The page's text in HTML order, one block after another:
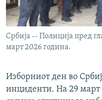
Србија -- Полиција пред
март 2026 година.
Изборниот ден во
инциденти. На 29 март